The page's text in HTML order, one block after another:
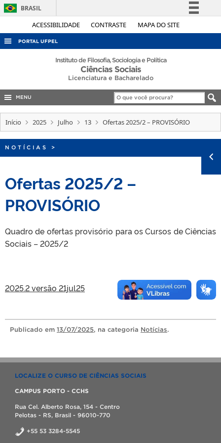
ACESSIBILIDADE CONTRASTE MAPA DO SITE
BRASIL
Simplifique!
Acesso à informação
Canais
PORTAL UFPEL
ACESSO À INFORMAÇÃO
EDITAIS
Instituto de Filosofia, Sociologia e Política
Ciências Sociais
Licenciatura e Bacharelado
MENU
Início 2025 Julho 13 Ofertas 2025/2 – PROVISÓRIO
NOTÍCIAS >
Ofertas 2025/2 –
PROVISÓRIO
Quadro de ofertas provisório para os Cursos de Ciências
Sociais – 2025/2
2025.2 versão 21jul25
Publicado em 13/07/2025, na categoria Notícias.
LOCALIZE O CURSO DE CIÊNCIAS SOCIAIS
CAMPUS PORTO - CCHS
Rua Cel. Alberto Rosa, 154 - Centro
Pelotas - RS, Brasil - 96010-770
+55 53 3284-5545